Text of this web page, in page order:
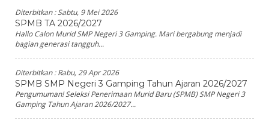
Diterbitkan :Sabtu, 9 Mei 2026
SPMB TA 2026/2027
Hallo Calon Murid SMP Negeri 3 Gamping. Mari bergabung menjadi
bagian generasi tangguh...
Diterbitkan :Rabu, 29 Apr 2026
SPMB SMP Negeri 3 Gamping Tahun Ajaran 2026/2027
Pengumuman! Seleksi Penerimaan Murid Baru (SPMB) SMP Negeri 3
Gamping Tahun Ajaran 2026/2027...